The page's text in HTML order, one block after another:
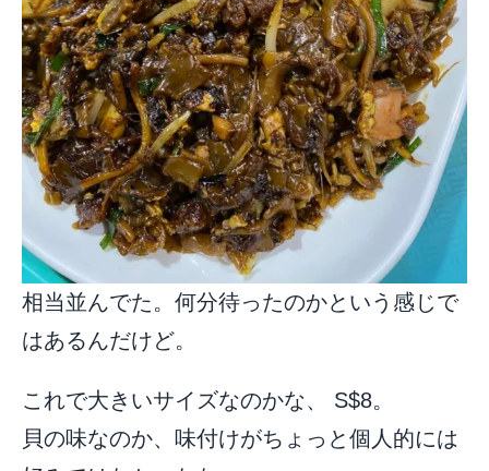
相当並んでた。何分待ったのかという感じで
はあるんだけど。
これで大きいサイズなのかな、 S$8。
貝の味なのか、味付けがちょっと個人的には